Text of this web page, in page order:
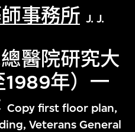
事務所 J. J.
醫院研究大
年）一
Copy first floor plan,
Veterans General